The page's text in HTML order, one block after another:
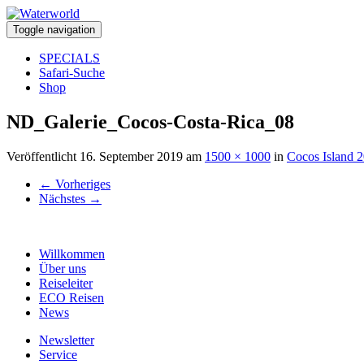
Toggle navigation
SPECIALS
Safari-Suche
Shop
ND_Galerie_Cocos-Costa-Rica_08
Veröffentlicht 16. September 2019 am 1500 × 1000 in Cocos Island
← Vorheriges
Nächstes →
Willkommen
Über uns
Reiseleiter
ECO Reisen
News
Newsletter
Service